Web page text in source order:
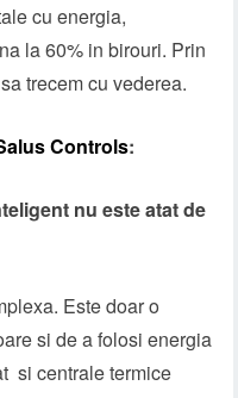
cu energia,
la 60% in birouri. Prin
trecem cu vederea.
Controls:
nu este atat de
Este doar o
si de a folosi energia
si centrale termice